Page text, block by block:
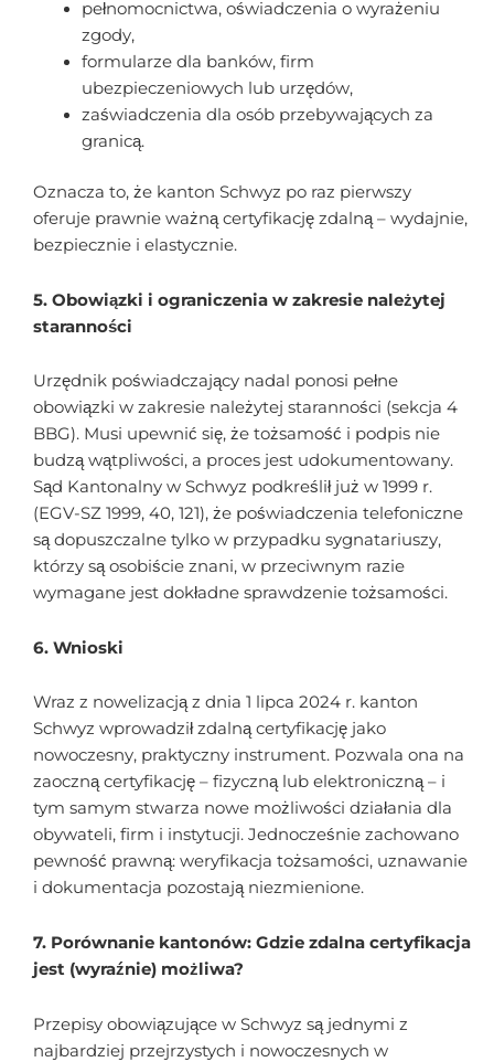
pełnomocnictwa, oświadczenia o wyrażeniu
zgody,
formularze dla banków, firm
ubezpieczeniowych lub urzędów,
zaświadczenia dla osób przebywających za
granicą.
Oznacza to, że kanton Schwyz po raz pierwszy
oferuje prawnie ważną certyfikację zdalną – wydajnie,
bezpiecznie i elastycznie.
5. Obowiązki i ograniczenia w zakresie należytej
staranności
Urzędnik poświadczający nadal ponosi pełne
obowiązki w zakresie należytej staranności (sekcja 4
BBG). Musi upewnić się, że tożsamość i podpis nie
budzą wątpliwości, a proces jest udokumentowany.
Sąd Kantonalny w Schwyz podkreślił już w 1999 r.
(EGV-SZ 1999, 40, 121), że poświadczenia telefoniczne
są dopuszczalne tylko w przypadku sygnatariuszy,
którzy są osobiście znani, w przeciwnym razie
wymagane jest dokładne sprawdzenie tożsamości.
6. Wnioski
Wraz z nowelizacją z dnia 1 lipca 2024 r. kanton
Schwyz wprowadził zdalną certyfikację jako
nowoczesny, praktyczny instrument. Pozwala ona na
zaoczną certyfikację – fizyczną lub elektroniczną – i
tym samym stwarza nowe możliwości działania dla
obywateli, firm i instytucji. Jednocześnie zachowano
pewność prawną: weryfikacja tożsamości, uznawanie
i dokumentacja pozostają niezmienione.
7. Porównanie kantonów: Gdzie zdalna certyfikacja
jest (wyraźnie) możliwa?
Przepisy obowiązujące w Schwyz są jednymi z
najbardziej przejrzystych i nowoczesnych w